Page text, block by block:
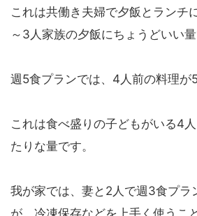
これは共働き夫婦で夕飯とランチ
～3人家族の夕飯にちょうどいい量
週5食プランでは、4人前の料理が
これは食べ盛りの子どもがいる4
たりな量です。
我が家では、妻と2人で週3食プラ
が、冷凍保存などを上手く使うこ